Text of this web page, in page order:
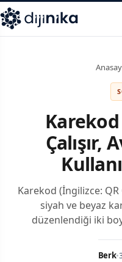
,Marmara Mahallesi,
Karekod
Çalışır,
Karekod (İngilizce:
siyah ve beyaz
düzenlendiği iki
Berk•